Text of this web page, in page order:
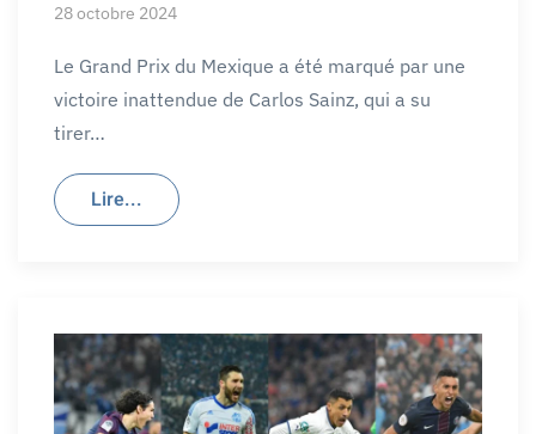
28 octobre 2024
Le Grand Prix du Mexique a été marqué par une
victoire inattendue de Carlos Sainz, qui a su
tirer…
Lire...